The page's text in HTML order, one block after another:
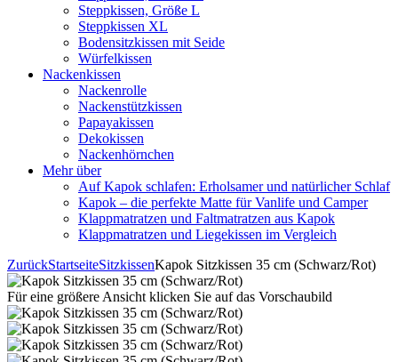
Steppkissen, Größe L
Steppkissen XL
Bodensitzkissen mit Seide
Würfelkissen
Nackenkissen
Nackenrolle
Nackenstützkissen
Papayakissen
Dekokissen
Nackenhörnchen
Mehr über
Auf Kapok schlafen: Erholsamer und natürlicher Schlaf
Kapok – die perfekte Matte für Vanlife und Camper
Klappmatratzen und Faltmatratzen aus Kapok
Klappmatratzen und Liegekissen im Vergleich
ZurückStartseiteSitzkissenKapok Sitzkissen 35 cm (Schwarz/Rot)
Für eine größere Ansicht klicken Sie auf das Vorschaubild